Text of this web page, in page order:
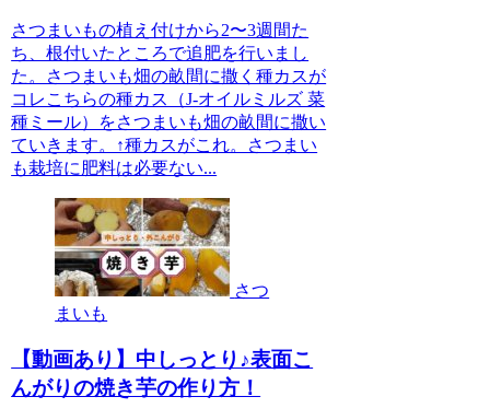
さつまいもの植え付けから2〜3週間た
ち、根付いたところで追肥を行いまし
た。さつまいも畑の畝間に撒く種カスが
コレこちらの種カス（J-オイルミルズ 菜
種ミール）をさつまいも畑の畝間に撒い
ていきます。↑種カスがこれ。さつまい
も栽培に肥料は必要ない...
さつ
まいも
【動画あり】中しっとり♪表面こ
んがりの焼き芋の作り方！